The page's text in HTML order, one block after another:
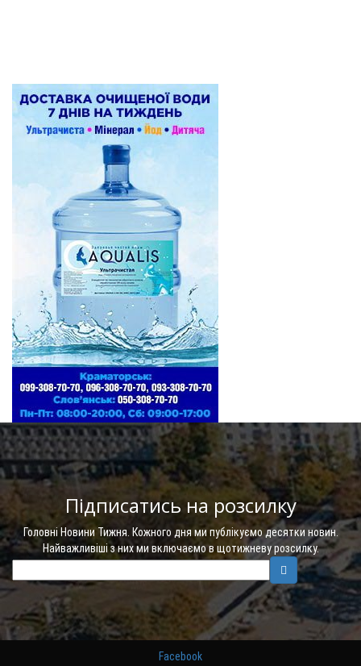
Підписатись на розсилку
Головні Новини Тижня. Кожного дня ми публікуємо десятки новин.
Найважливіші з них ми включаємо в щотижневу розсилку.
Facebook